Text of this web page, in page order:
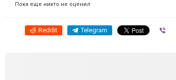
Пока еще никто не оценил
Reddit Telegram